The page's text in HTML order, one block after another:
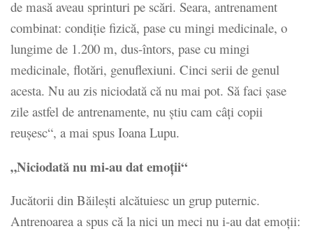
de masă aveau sprinturi pe scări. Seara, antrenament
combinat: condiție fizică, pase cu mingi medicinale, o
lungime de 1.200 m, dus-întors, pase cu mingi
medicinale, flotări, genuflexiuni. Cinci serii de genul
acesta. Nu au zis niciodată că nu mai pot. Să faci șase
zile astfel de antrenamente, nu știu cam câți copii
reușesc“, a mai spus Ioana Lupu.
„Niciodată nu mi-au dat emoții“
Jucătorii din Băilești alcătuiesc un grup puternic.
Antrenoarea a spus că la nici un meci nu i-au dat emoții: